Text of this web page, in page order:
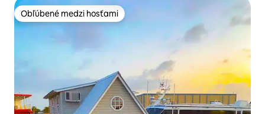
Obľúbené medzi hosťami
Obľúbené medzi hosťami